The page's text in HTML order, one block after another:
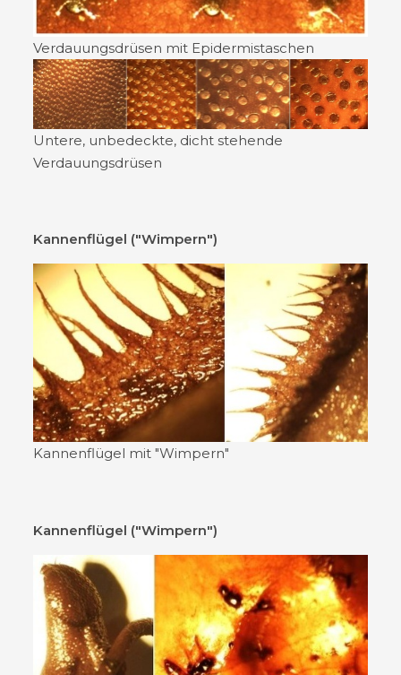
Verdauungsdrüsen mit Epidermistaschen
Untere, unbedeckte, dicht stehende
Verdauungsdrüsen
Kannenflügel ("Wimpern")
Kannenflügel mit "Wimpern"
Kannenflügel ("Wimpern")